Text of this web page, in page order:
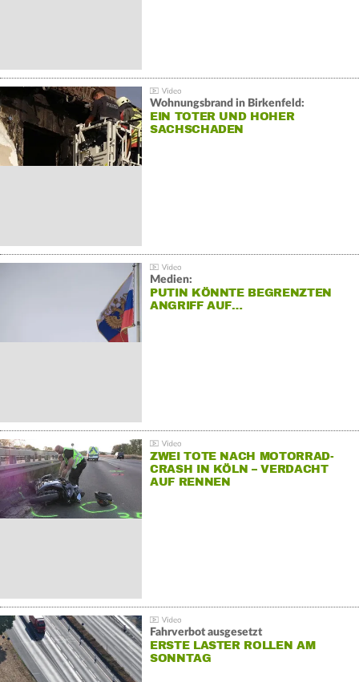
Wohnungsbrand in Birkenfeld:
EIN TOTER UND HOHER
SACHSCHADEN
Medien:
PUTIN KÖNNTE BEGRENZTEN
ANGRIFF AUF…
ZWEI TOTE NACH MOTORRAD-
CRASH IN KÖLN – VERDACHT
AUF RENNEN
Fahrverbot ausgesetzt
ERSTE LASTER ROLLEN AM
SONNTAG